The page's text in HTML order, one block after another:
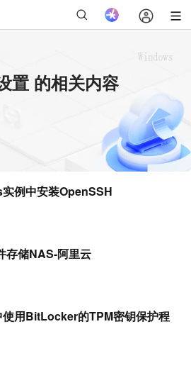
置 的相关内容
例中安装OpenSSH
存储NAS-阿里云
用BitLocker的TPM密钥保护程